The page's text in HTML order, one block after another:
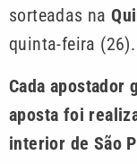
sorteadas na
quinta-feira (26).
Cada apostador
aposta foi
interior de São